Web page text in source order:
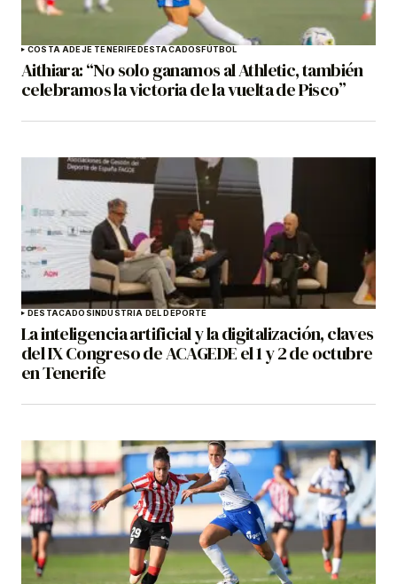
COSTA ADEJE TENERIFEDESTACADOSFÚTBOL
Aithiara: “No solo ganamos al Athletic, también
celebramos la victoria de la vuelta de Pisco”
DESTACADOSINDUSTRIA DEL DEPORTE
La inteligencia artificial y la digitalización, claves
del IX Congreso de ACAGEDE el 1 y 2 de octubre
en Tenerife